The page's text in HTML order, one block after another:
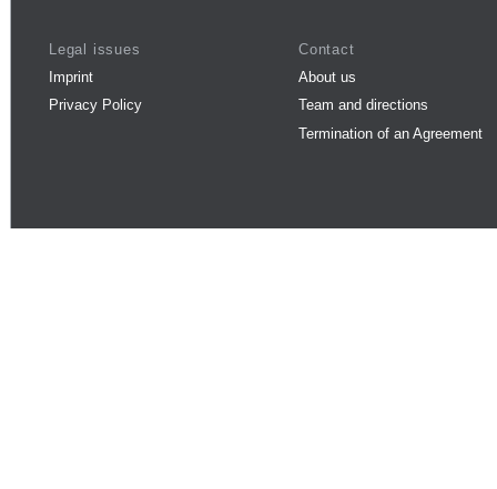
Legal issues
Imprint
Privacy Policy
Contact
About us
Team and directions
Termination of an Agreement